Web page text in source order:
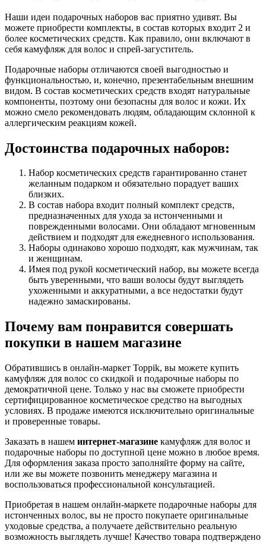
Наши идеи подарочных наборов вас приятно удивят. Вы
можете приобрести комплекты, в состав которых входит 2 и
более косметических средств. Как правило, они включают в
себя камуфляж для волос и спрей-загуститель.
Подарочные наборы отличаются своей выгодностью и
функциональностью, и, конечно, презентабельным внешним
видом. В состав косметических средств входят натуральные
компоненты, поэтому они безопасны для волос и кожи. Их
можно смело рекомендовать людям, обладающим склонной к
аллергическим реакциям кожей.
Достоинства подарочных наборов:
Набор косметических средств гарантированно станет
желанным подарком и обязательно порадует ваших
близких.
В состав набора входит полный комплект средств,
предназначенных для ухода за истонченными и
поврежденными волосами. Они обладают мгновенным
действием и подходят для ежедневного использования.
Наборы одинаково хорошо подходят, как мужчинам, так
и женщинам.
Имея под рукой косметический набор, вы можете всегда
быть уверенными, что ваши волосы будут выглядеть
ухоженными и аккуратными, а все недостатки будут
надежно замаскированы.
Почему вам понравится совершать
покупки в нашем магазине
Обратившись в онлайн-маркет Toppik, вы можете купить
камуфляж для волос со скидкой и подарочные наборы по
демократичной цене. Только у нас вы сможете приобрести
сертифицированное косметическое средство на выгодных
условиях. В продаже имеются исключительно оригинальные
и проверенные товары.
Заказать в нашем интернет-магазине камуфляж для волос и
подарочные наборы по доступной цене можно в любое время.
Для оформления заказа просто заполняйте форму на сайте,
или же вы можете позвонить менеджеру магазина и
воспользоваться профессиональной консультацией.
Приобретая в нашем онлайн-маркете подарочные наборы для
истонченных волос, вы не просто покупаете оригинальные
уходовые средства, а получаете действительно реальную
возможность выглядеть лучше! Качество товара подтверждено